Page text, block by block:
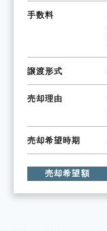
手数料
譲渡形式
売却理由
売却希望時期
売却希望額